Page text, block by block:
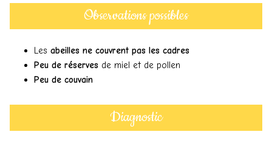
Observations possibles
Les abeilles ne couvrent pas les cadres
Peu de réserves de miel et de pollen
Peu de couvain
Diagnostic